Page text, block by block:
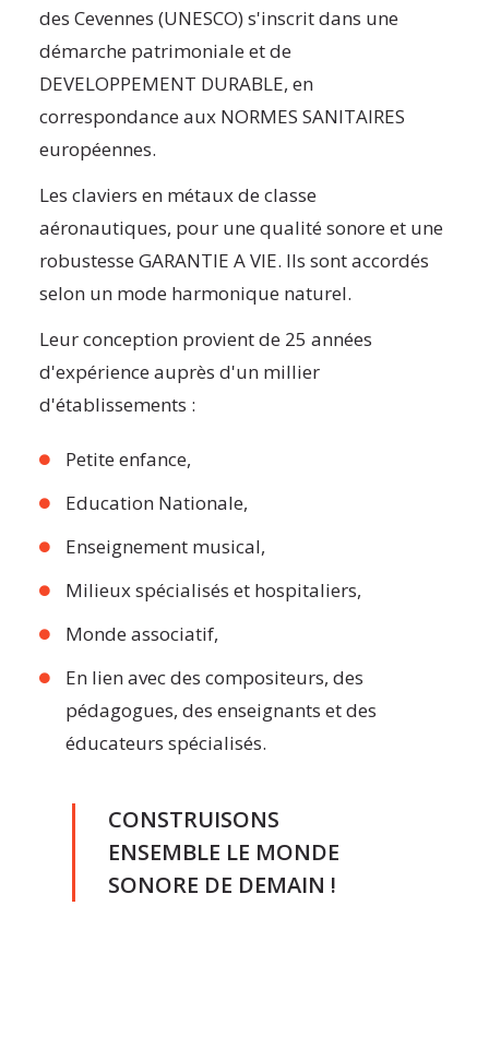
des Cevennes (UNESCO) s'inscrit dans une
démarche patrimoniale et de
DEVELOPPEMENT DURABLE, en
correspondance aux NORMES SANITAIRES
européennes.
Les claviers en métaux de classe
aéronautiques, pour une qualité sonore et une
robustesse GARANTIE A VIE. Ils sont accordés
selon un mode harmonique naturel.
Leur conception provient de 25 années
d'expérience auprès d'un millier
d'établissements :
Petite enfance,
Education Nationale,
Enseignement musical,
Milieux spécialisés et hospitaliers,
Monde associatif,
En lien avec des compositeurs, des
pédagogues, des enseignants et des
éducateurs spécialisés.
CONSTRUISONS
ENSEMBLE LE MONDE
SONORE DE DEMAIN !